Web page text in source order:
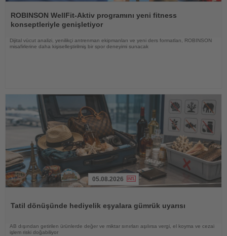
Oku
ROBINSON WellFit-Aktiv programını yeni fitness
konseptleriyle genişletiyor
Dijital vücut analizi, yenilikçi antrenman ekipmanları ve yeni ders formatları, ROBINSON
misafirlerine daha kişiselleştirilmiş bir spor deneyimi sunacak
05.08.2026
Tatil dönüşünde hediyelik eşyalara gümrük uyarısı
AB dışından getirilen ürünlerde değer ve miktar sınırları aşılırsa vergi, el koyma ve cezai
işlem riski doğabiliyor